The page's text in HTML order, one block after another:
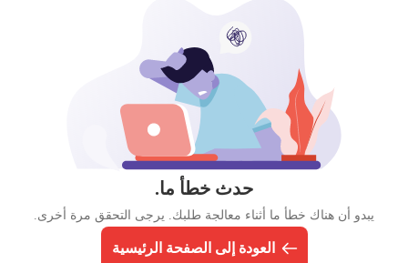
حدث خطأ ما.
يبدو أن هناك خطأ ما أثناء معالجة طلبك. يرجى التحقق مرة أخرى.
العودة إلى الصفحة الرئيسية